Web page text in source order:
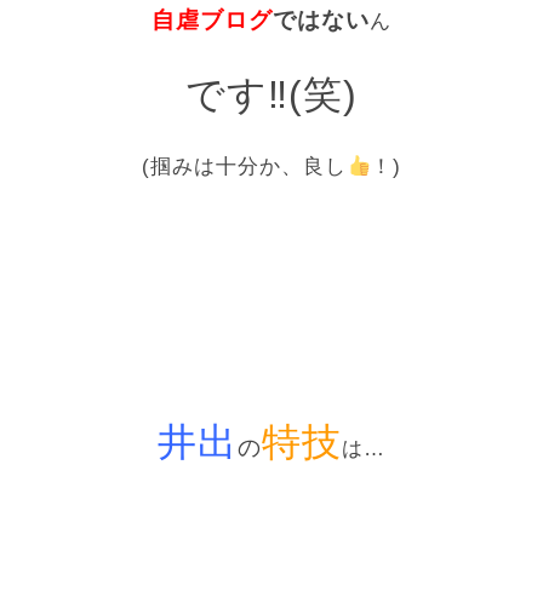
自虐ブログではないん
です‼(笑)
(掴みは十分か、良し ！)
井出 の特技は…